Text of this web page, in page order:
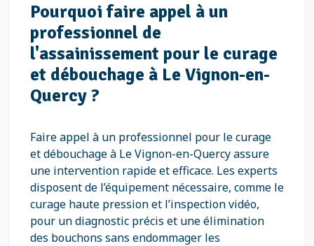
Pourquoi faire appel à un
professionnel de
l'assainissement pour le curage
et débouchage à Le Vignon-en-
Quercy ?
Faire appel à un professionnel pour le curage
et débouchage à Le Vignon-en-Quercy assure
une intervention rapide et efficace. Les experts
disposent de l’équipement nécessaire, comme le
curage haute pression et l’inspection vidéo,
pour un diagnostic précis et une élimination
des bouchons sans endommager les